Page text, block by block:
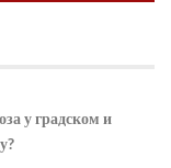
у градском и